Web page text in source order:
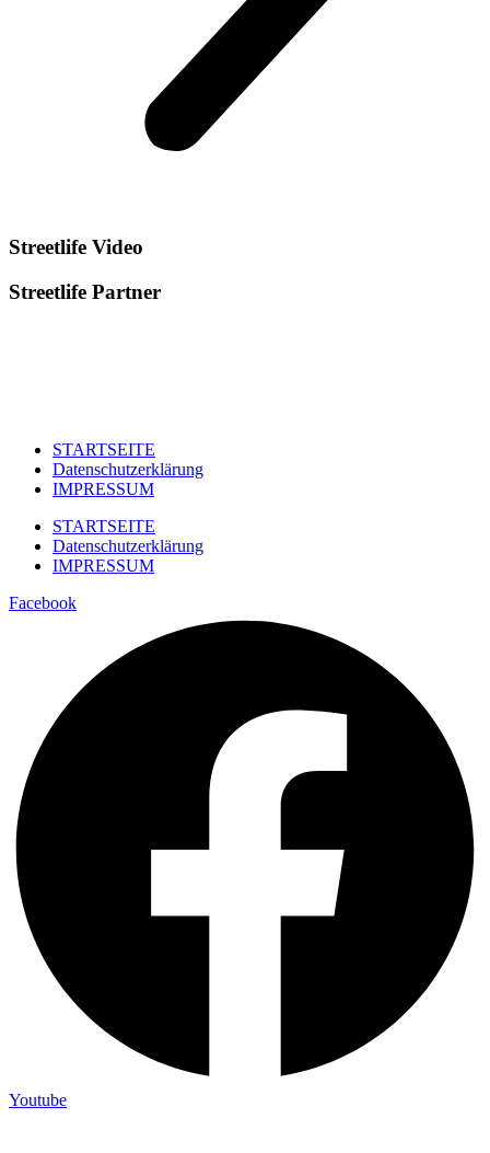
Streetlife Video
Streetlife Partner
STARTSEITE
Datenschutzerklärung
IMPRESSUM
STARTSEITE
Datenschutzerklärung
IMPRESSUM
Facebook
Youtube